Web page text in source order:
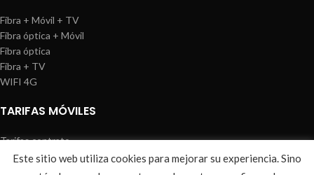
Fibra + Móvil + TV
Fibra óptica + Móvil
Fibra óptica
Fibra + TV
WIFI 4G
TARIFAS MÓVILES
Tarifas contrato
Tarifas prepago
WIREDOSAFE Aviso Legal Política de Cookies |Sitemap
Este sitio web utiliza cookies para mejorar su experiencia. Sino